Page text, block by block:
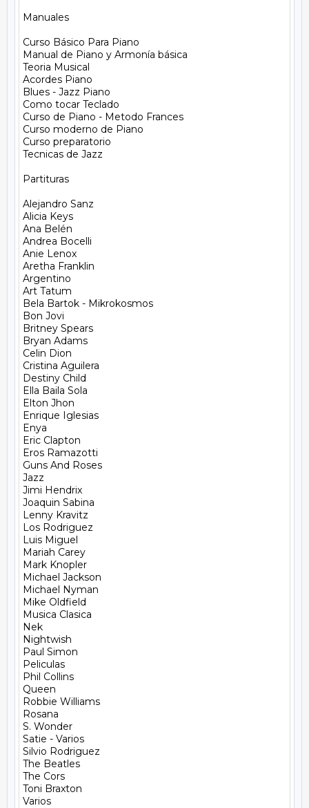
Manuales
Curso Básico Para Piano
Manual de Piano y Armonía básica
Teoria Musical
Acordes Piano
Blues - Jazz Piano
Como tocar Teclado
Curso de Piano - Metodo Frances
Curso moderno de Piano
Curso preparatorio
Tecnicas de Jazz
Partituras
Alejandro Sanz
Alicia Keys
Ana Belén
Andrea Bocelli
Anie Lenox
Aretha Franklin
Argentino
Art Tatum
Bela Bartok - Mikrokosmos
Bon Jovi
Britney Spears
Bryan Adams
Celin Dion
Cristina Aguilera
Destiny Child
Ella Baila Sola
Elton Jhon
Enrique Iglesias
Enya
Eric Clapton
Eros Ramazotti
Guns And Roses
Jazz
Jimi Hendrix
Joaquin Sabina
Lenny Kravitz
Los Rodriguez
Luis Miguel
Mariah Carey
Mark Knopler
Michael Jackson
Michael Nyman
Mike Oldfield
Musica Clasica
Nek
Nightwish
Paul Simon
Peliculas
Phil Collins
Queen
Robbie Williams
Rosana
S. Wonder
Satie - Varios
Silvio Rodriguez
The Beatles
The Cors
Toni Braxton
Varios